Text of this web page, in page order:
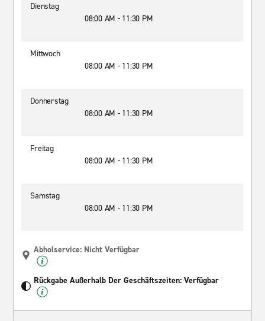
Dienstag
08:00 AM - 11:30 PM
Mittwoch
08:00 AM - 11:30 PM
Donnerstag
08:00 AM - 11:30 PM
Freitag
08:00 AM - 11:30 PM
Samstag
08:00 AM - 11:30 PM
Abholservice: Nicht Verfügbar
Rückgabe Außerhalb Der Geschäftszeiten: Verfügbar